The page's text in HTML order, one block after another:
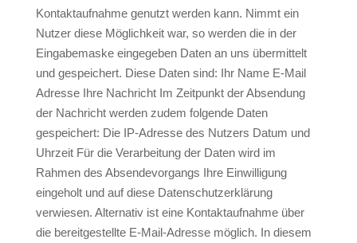
Kontaktaufnahme genutzt werden kann. Nimmt ein
Nutzer diese Möglichkeit war, so werden die in der
Eingabemaske eingegeben Daten an uns übermittelt
und gespeichert. Diese Daten sind: Ihr Name E-Mail
Adresse Ihre Nachricht Im Zeitpunkt der Absendung
der Nachricht werden zudem folgende Daten
gespeichert: Die IP-Adresse des Nutzers Datum und
Uhrzeit Für die Verarbeitung der Daten wird im
Rahmen des Absendevorgangs Ihre Einwilligung
eingeholt und auf diese Datenschutzerklärung
verwiesen. Alternativ ist eine Kontaktaufnahme über
die bereitgestellte E-Mail-Adresse möglich. In diesem